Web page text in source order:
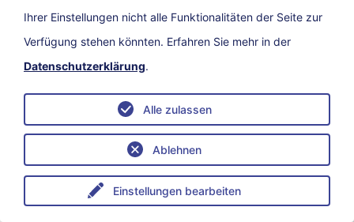
Menü eService Suche
Temperatur in Karlsruhe – Tendenz
steigend
Ihrer Einstellungen nicht alle Funktionalitäten der Seite zur
Verfügung stehen könnten. Erfahren Sie mehr in der
Datenschutzerklärung.
Einstellungen bearbeiten
Ablehnen
Alle zulassen